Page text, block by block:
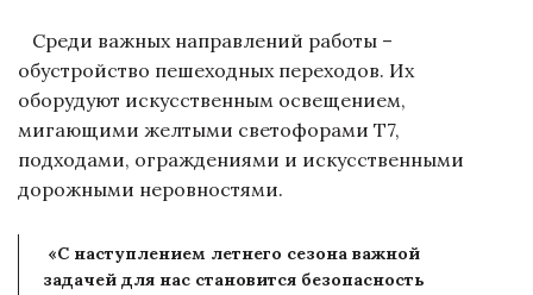
Среди важных направлений работы –
обустройство пешеходных переходов. Их
оборудуют искусственным освещением,
мигающими желтыми светофорами Т7,
подходами, ограждениями и искусственными
дорожными неровностями.
«С наступлением летнего сезона важной
задачей для нас становится безопасность